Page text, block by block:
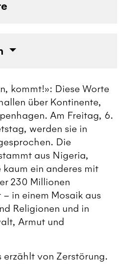
kommt!»: Diese Worte
über Kontinente,
Am Freitag, 6.
werden sie in
Die
aus Nigeria,
ein anderes mit
230 Millionen
in einem Mosaik aus
Religionen und in
Armut und
erzählt von Zerstörung.